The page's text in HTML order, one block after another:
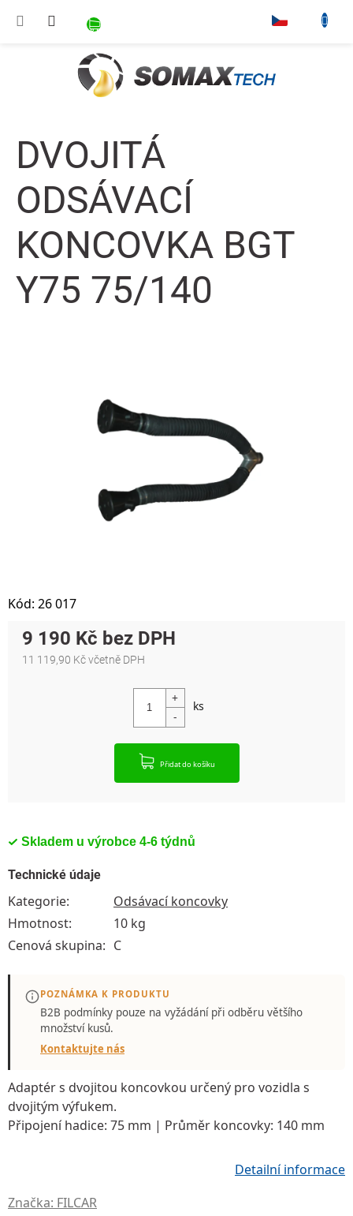
NÁKUPNÍ KOŠÍK
DVOJITÁ
ODSÁVACÍ
KONCOVKA BGT
Y75 75/140
Adaptér s dvojitou koncovkou určený pro vozidla s
dvojitým výfukem.
Připojení hadice: 75 mm | Průměr koncovky: 140 mm
Detailní informace
Skladem u výrobce 4-6 týdnů
Značka: FILCAR
9 190 Kč
11 119,90 Kč včetně DPH
Přidat do košíku
Kód: 26 017
Technické údaje
Kategorie:
Odsávací koncovky
Hmotnost:
10 kg
Cenová skupina: C
POZNÁMKA K PRODUKTU
B2B podmínky pouze na vyžádánípři odběru většího
množství kusů.
Kontaktujte nás